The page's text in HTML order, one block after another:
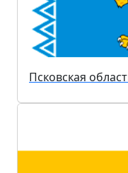
Псковская